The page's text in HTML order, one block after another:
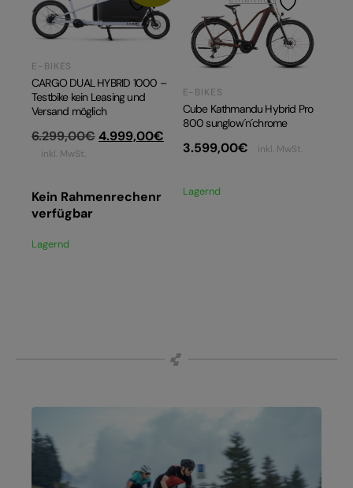
E-BIKES
CARGO DUAL HYBRID 1000 –
Testbike kein Leasing und
Versand möglich
6.299,00€Ursprünglicher
4.999,00€
Preis
4.999,00€.
inkl. MwSt.
Kein Rahmenrechenr
verfügbar
Lagernd
E-BIKES
Cube Kathmandu Hybrid Pro
800 sunglow´n´chrome
3.599,00€ inkl. MwSt.
Lagernd